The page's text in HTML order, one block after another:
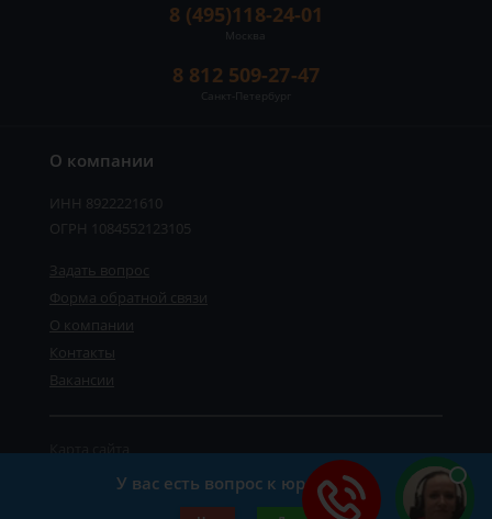
О компании
ИНН 8922221610
ОГРН 1084552123105
Задать вопрос
Форма обратной связи
О компании
Контакты
Вакансии
©2019-2026 Все права защищены.
Карта сайта
Политика персональных данных
8 (495)118-24-01
Москва
8 812 509-27-47
Санкт-Петербург
У вас есть вопрос к юристу?